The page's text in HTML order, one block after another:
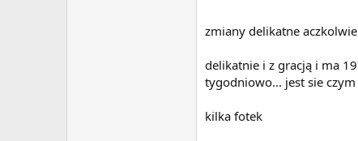
zmiany delikatne
delikatnie i z gracją i ma
tygodniowo... jest sie
kilka fotek